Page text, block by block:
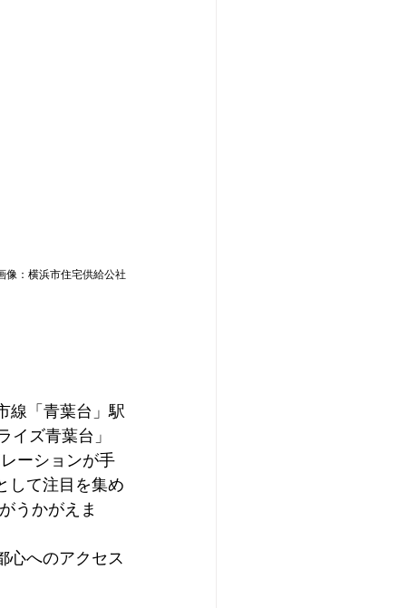
像：横浜市住宅供給公社
線「青葉台」駅
イズ青葉台」
ーションが手
して注目を集め
うかがえま
心へのアクセス